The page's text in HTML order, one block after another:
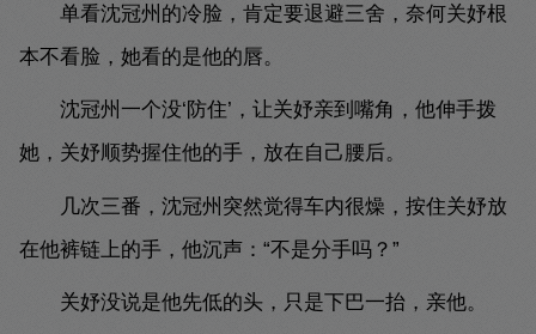
单看沈冠州的冷脸，肯定要退避三舍，奈何关妤根
本不看脸，她看的是他的唇。
沈冠州一个没‘防住’，让关妤亲到嘴角，他伸手拨
她，关妤顺势握住他的手，放在自己腰后。
几次三番，沈冠州突然觉得车内很燥，按住关妤放
在他裤链上的手，他沉声：“不是分手吗？”
关妤没说是他先低的头，只是下巴一抬，亲他。